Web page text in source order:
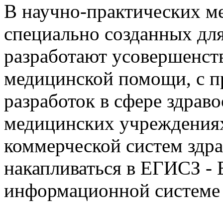
В научно-практических
специально созданных
разработают
медицинской помощи, с
разработок в сфере
медицинских
коммерческой систем
накапливаться в ЕГИСЗ -
информационной системе